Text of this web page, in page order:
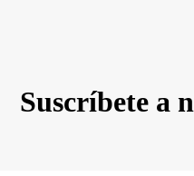
Suscríbete a